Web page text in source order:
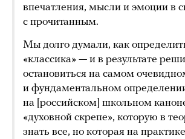
впечатления, мысли и эмоции в
с прочитанным.
Мы долго думали, как
«классика» — и в результате
остановиться на самом
и фундаментальном
на [российском] школьном
«духовной скрепе», которую в
знать все, но которая на